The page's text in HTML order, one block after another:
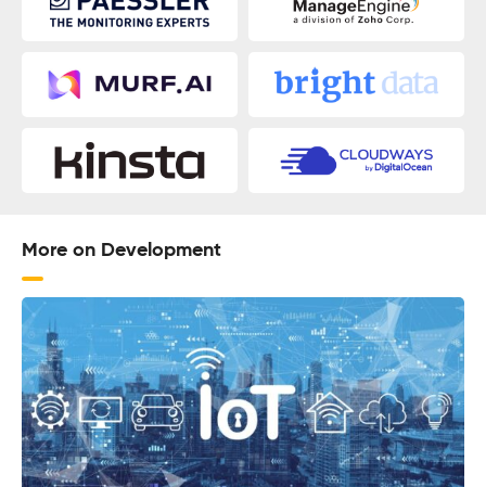
More on Development